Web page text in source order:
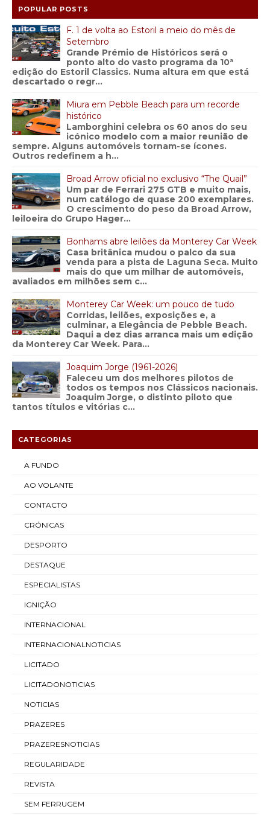
POPULAR POSTS
F. 1 de volta ao Estoril a meio do mês de
Setembro
Grande Prémio de Históricos será o
ponto alto do vasto programa da 10ª
edição do Estoril Classics. Numa altura em que está
descartado o regr...
Miura em Pebble Beach para um recorde
histórico
Lamborghini celebra os 60 anos do seu
icónico modelo com a maior reunião de
sempre. Alguns automóveis tornam-se ícones.
Outros redefinem a h...
Broad Arrow oficial no exclusivo “The Quail”
Um par de Ferrari 275 GTB e muito mais,
num catálogo de quase 200 exemplares.
O crescimento do peso da Broad Arrow,
leiloeira do Grupo Hager...
Bonhams abre leilões da Monterey Car Week
Casa britânica mudou o palco da sua
venda para a pista de Laguna Seca. Muito
mais do que um milhar de automóveis,
avaliados em milhões sem c...
Monterey Car Week: um pouco de tudo
Corridas, leilões, exposições e, a
culminar, a Elegância de Pebble Beach.
Daqui a dez dias arranca mais um edição
da Monterey Car Week. Para...
Joaquim Jorge (1961-2026)
Faleceu um dos melhores pilotos de
todos os tempos nos Clássicos nacionais.
Joaquim Jorge, o distinto piloto que
tantos títulos e vitórias c...
CATEGORIAS
A FUNDO
AO VOLANTE
CONTACTO
CRÓNICAS
DESPORTO
DESTAQUE
ESPECIALISTAS
IGNIÇÃO
INTERNACIONAL
INTERNACIONALNOTICIAS
LICITADO
LICITADONOTICIAS
NOTICIAS
PRAZERES
PRAZERESNOTICIAS
REGULARIDADE
REVISTA
SEM FERRUGEM